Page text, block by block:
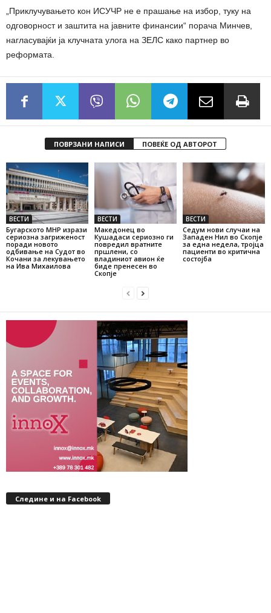
„Приклучувањето кон ИСУЧР не е прашање на избор, туку на
одговорност и заштита на јавните финансии“ порача Минчев,
нагласувајќи ја клучната улога на ЗЕЛС како партнер во
реформата.
ПОВРЗАНИ НАПИСИ ПОВЕЌЕ ОД АВТОРОТ
ВЕСТИ
Бугарското МНР изрази
сериозна загриженост
поради новото
одбивање на Судот во
Кочани за лекувањето
на Ива Михаилова
ВЕСТИ
Македонец во
Кушадаси сериозно ги
повредил вратните
пршлени, со
владиниот авион ќе
биде пренесен во
Скопје
ВЕСТИ
Седум нови случаи на
Западен Нил во Скопје
за една недела, тројца
пациенти во критична
состојба
Следине и на Facebook